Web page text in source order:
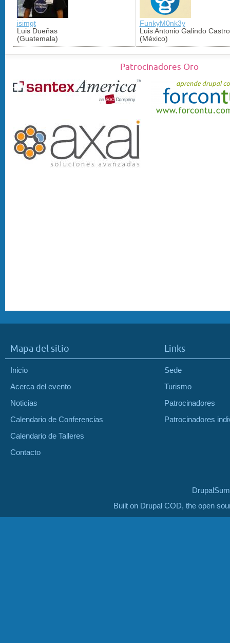
isimgt
Luis Dueñas
(Guatemala)
FunkyM0nk3y
Luis Antonio Galindo Castro
(México)
Patrocinadores Oro
Mapa del sitio
Inicio
Acerca del evento
Noticias
Calendario de Conferencias
Calendario de Talleres
Contacto
Links
Sede
Turismo
Patrocinadores
Patrocinadores
Built on Drupal COD, the open